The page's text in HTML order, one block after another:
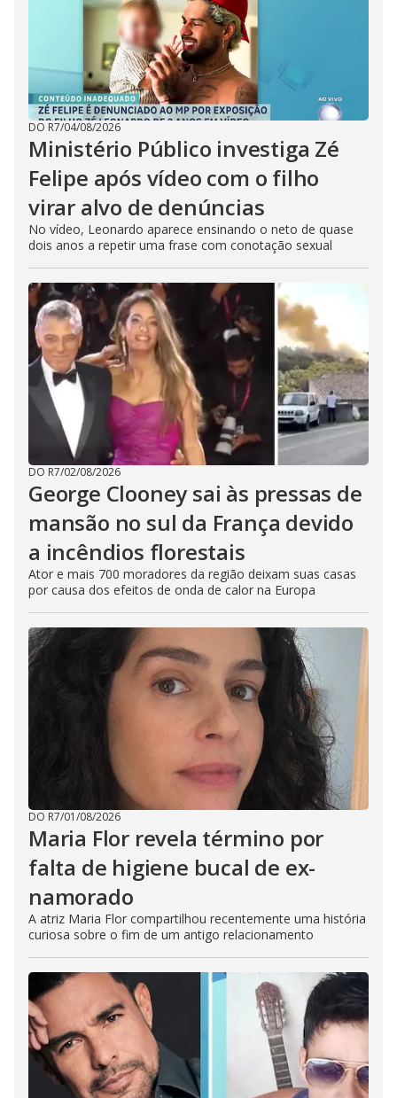
DO R7/04/08/2026
Ministério Público investiga Zé
Felipe após vídeo com o filho
virar alvo de denúncias
No vídeo, Leonardo aparece ensinando o neto de quase
dois anos a repetir uma frase com conotação sexual
DO R7/02/08/2026
George Clooney sai às pressas de
mansão no sul da França devido
a incêndios florestais
Ator e mais 700 moradores da região deixam suas casas
por causa dos efeitos de onda de calor na Europa
DO R7/01/08/2026
Maria Flor revela término por
falta de higiene bucal de ex-
namorado
A atriz Maria Flor compartilhou recentemente uma história
curiosa sobre o fim de um antigo relacionamento